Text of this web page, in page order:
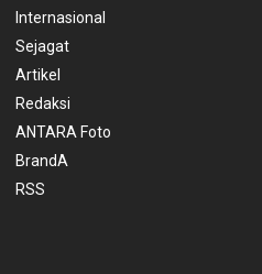
Internasional
Sejagat
Artikel
Redaksi
ANTARA Foto
BrandA
RSS